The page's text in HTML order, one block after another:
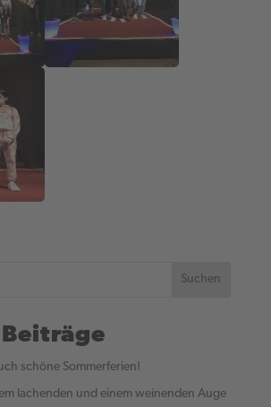
Suchen
schöne Sommerferien!
lachenden und einem weinenden Auge